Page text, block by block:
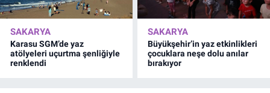
SAKARYA
Karasu SGM’de yaz
atölyeleri uçurtma şenliğiyle
renklendi
SAKARYA
Büyükşehir’in yaz etkinlikleri
çocuklara neşe dolu anılar
bırakıyor